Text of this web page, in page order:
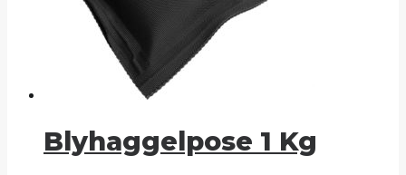
Blyhaggelpose 1 Kg